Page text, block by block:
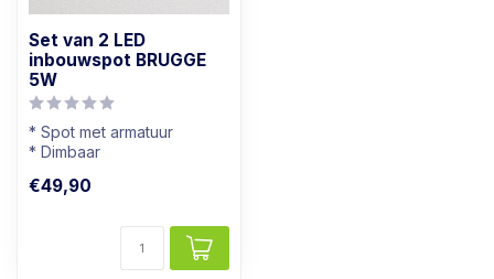
Set van 2 LED
inbouwspot BRUGGE
5W
* Spot met armatuur
* Dimbaar
* Zwart armatuur
€49,90